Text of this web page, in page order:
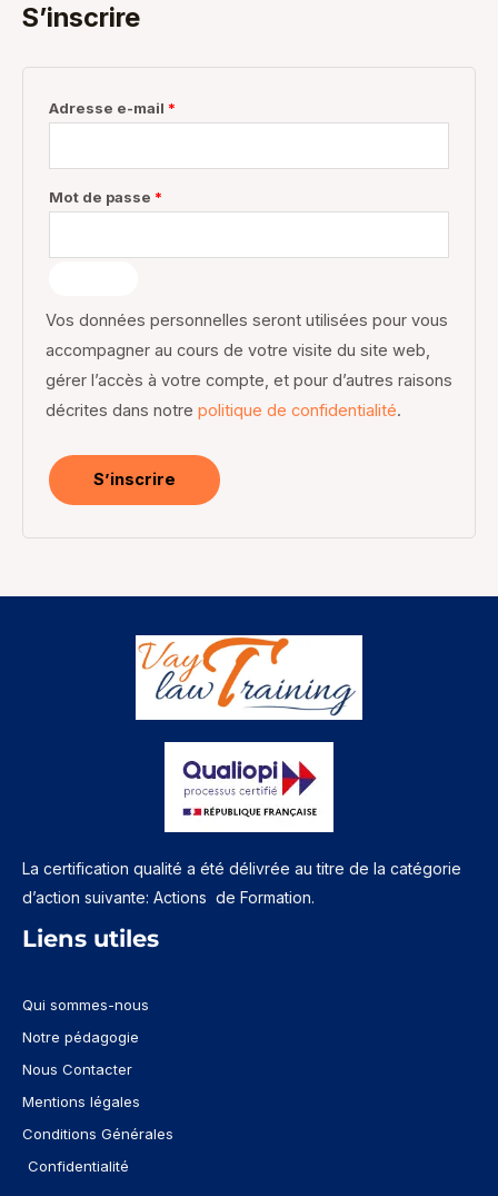
S’inscrire
Adresse e-mail *
Mot de passe *
Vos données personnelles seront utilisées pour vous
accompagner au cours de votre visite du site web,
gérer l’accès à votre compte, et pour d’autres raisons
décrites dans notre politique de confidentialité.
S’inscrire
La certification qualité a été délivrée au titre de la catégorie
d’action suivante: Actions de Formation.
Liens utiles
Qui sommes-nous
Notre pédagogie
Nous Contacter
Mentions légales
Conditions Générales
Confidentialité